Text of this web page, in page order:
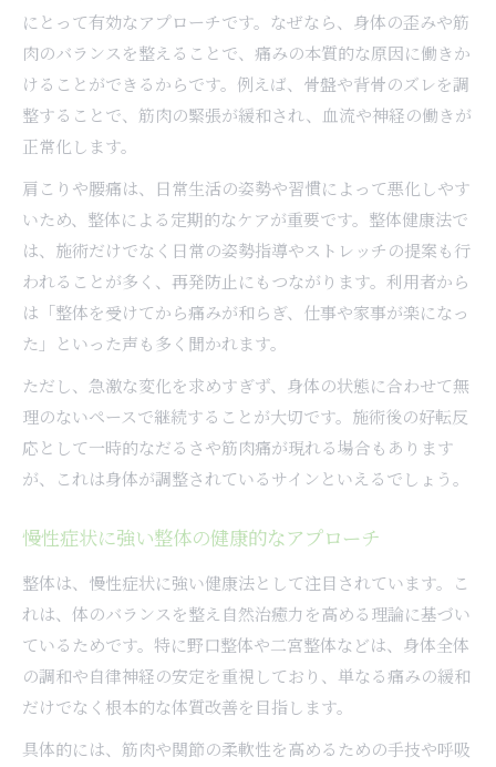
にとって有効なアプローチです。なぜなら、身体の歪みや筋
肉のバランスを整えることで、痛みの本質的な原因に働きか
けることができるからです。例えば、骨盤や背骨のズレを調
整することで、筋肉の緊張が緩和され、血流や神経の働きが
正常化します。
肩こりや腰痛は、日常生活の姿勢や習慣によって悪化しやす
いため、整体による定期的なケアが重要です。整体健康法で
は、施術だけでなく日常の姿勢指導やストレッチの提案も行
われることが多く、再発防止にもつながります。利用者から
は「整体を受けてから痛みが和らぎ、仕事や家事が楽になっ
た」といった声も多く聞かれます。
ただし、急激な変化を求めすぎず、身体の状態に合わせて無
理のないペースで継続することが大切です。施術後の好転反
応として一時的なだるさや筋肉痛が現れる場合もあります
が、これは身体が調整されているサインといえるでしょう。
慢性症状に強い整体の健康的なアプローチ
整体は、慢性症状に強い健康法として注目されています。こ
れは、体のバランスを整え自然治癒力を高める理論に基づい
ているためです。特に野口整体や二宮整体などは、身体全体
の調和や自律神経の安定を重視しており、単なる痛みの緩和
だけでなく根本的な体質改善を目指します。
具体的には、筋肉や関節の柔軟性を高めるための手技や呼吸